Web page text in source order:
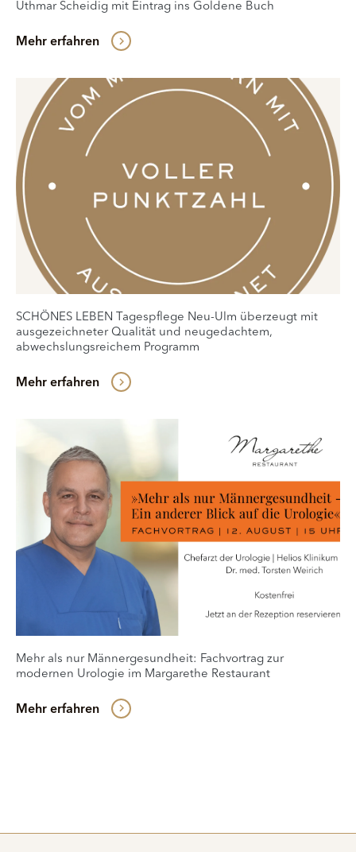
Uthmar Scheidig mit Eintrag ins Goldene Buch
Mehr erfahren
SCHÖNES LEBEN Tagespflege Neu-Ulm überzeugt mit
ausgezeichneter Qualität und neugedachtem,
abwechslungsreichem Programm
Mehr erfahren
Mehr als nur Männergesundheit: Fachvortrag zur
modernen Urologie im Margarethe Restaurant
Mehr erfahren